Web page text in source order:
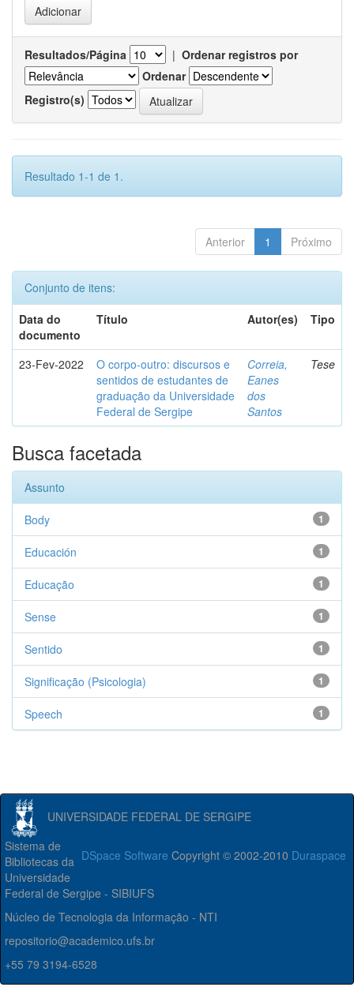
Resultados/Página | Ordenar registros por
Ordenar
Registro(s)
Resultado 1-1 de 1.
Anterior 1 Próximo
Conjunto de itens:
Data do
documento
Título Autor(es) Tipo
23-Fev-2022
O corpo-outro: discursos e
sentidos de estudantes de
graduação da Universidade
Federal de Sergipe
Correia,
Eanes
dos
Santos
Tese
Busca facetada
Assunto
1
Body
1
Educación
1
Educação
1
Sense
1
Sentido
1
Significação (Psicologia)
1
Speech
UNIVERSIDADE FEDERAL DE SERGIPE
DSpace Software Copyright © 2002-2010 Duraspace
Sistema de
Bibliotecas da
Universidade
Federal de Sergipe - SIBIUFS
Núcleo de Tecnologia da Informação - NTI
repositorio@academico.ufs.br
+55 79 3194-6528